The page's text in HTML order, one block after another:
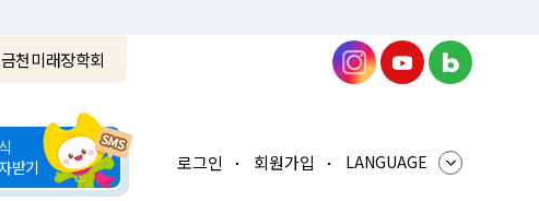
금천미래장학회
받기
로그인 회원가입 LANGUAGE